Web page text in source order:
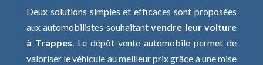
Deux solutions simples et efficaces sont proposées
aux automobilistes souhaitantvendre leur voiture
à Trappes. Le dépôt-vente automobile permet de
valoriser le véhicule au meilleur prix grâce à une mise